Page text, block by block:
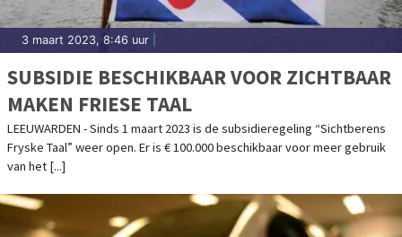
3 maart 2023, 8:46 uur
SUBSIDIE BESCHIKBAAR VOOR ZICHTBAAR
MAKEN FRIESE TAAL
LEEUWARDEN - Sinds 1 maart 2023 is de subsidieregeling “Sichtberens
Fryske Taal” weer open. Er is € 100.000 beschikbaar voor meer gebruik
van het [...]